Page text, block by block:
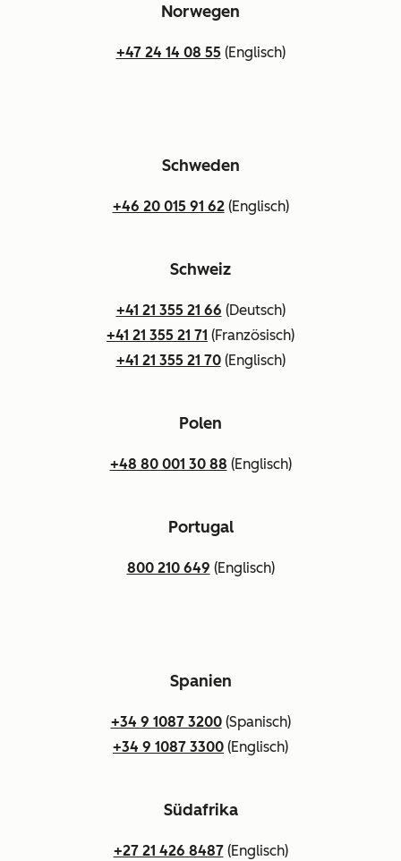
Norwegen
+47 24 14 08 55(Englisch)
Schweden
+46 20 015 91 62(Englisch)
Schweiz
+41 21 355 21 66 (Deutsch)
+41 21 355 21 71 (Französisch)
+41 21 355 21 70(Englisch)
Polen
+48 80 001 30 88 (Englisch)
Portugal
800 210 649 (Englisch)
Spanien
+34 9 1087 3200(Spanisch)
+34 9 1087 3300 (Englisch)
Südafrika
+27 21 426 8487(Englisch)